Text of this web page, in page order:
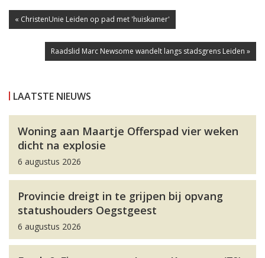
« ChristenUnie Leiden op pad met 'huiskamer'
Raadslid Marc Newsome wandelt langs stadsgrens Leiden »
LAATSTE NIEUWS
Woning aan Maartje Offerspad vier weken
dicht na explosie
6 augustus 2026
Provincie dreigt in te grijpen bij opvang
statushouders Oegstgeest
6 augustus 2026